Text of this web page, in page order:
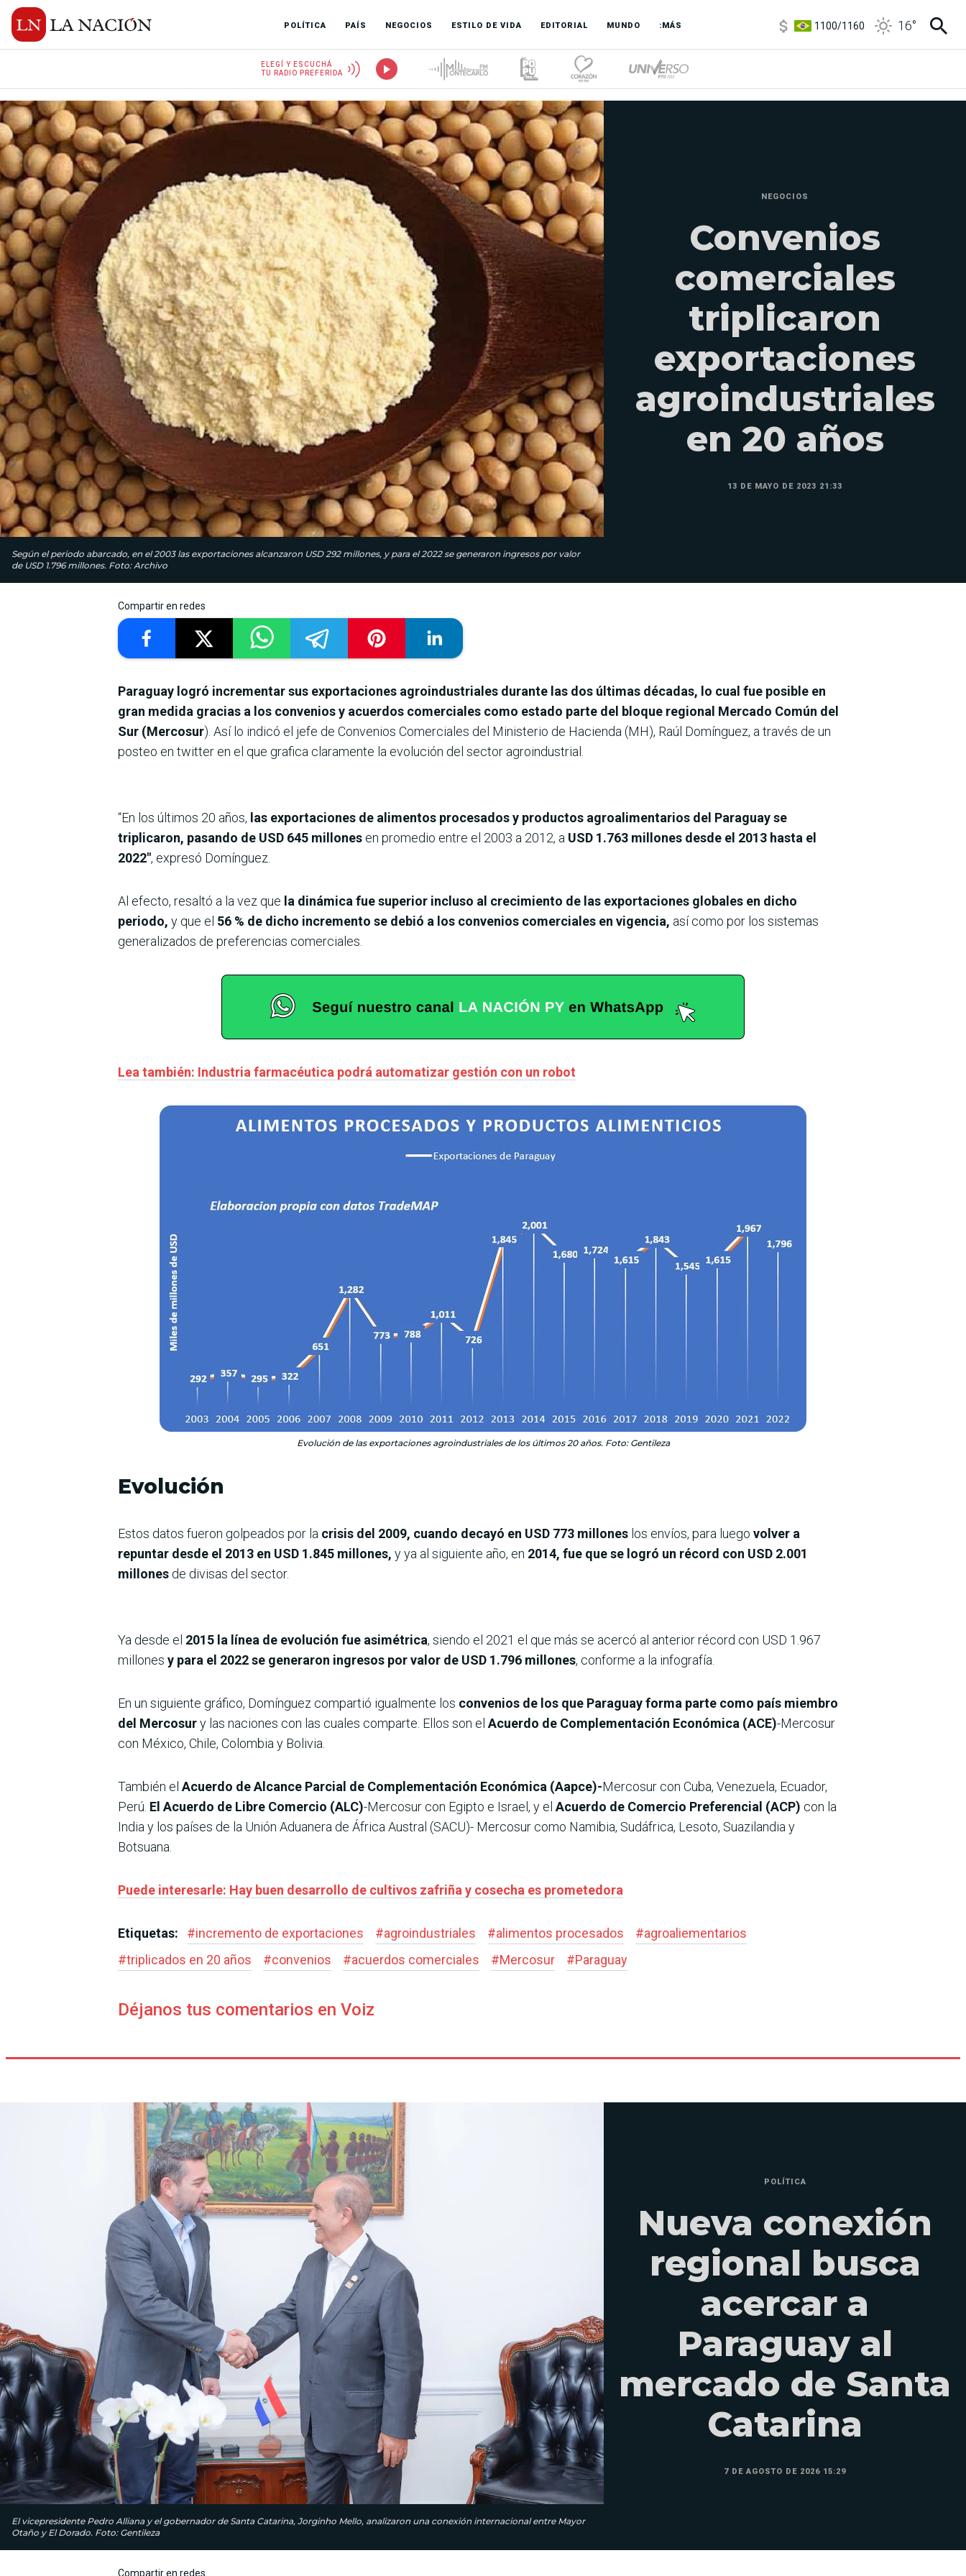
POLÍTICA PAÍS NEGOCIOS ESTILO DE VIDA EDITORIAL MUNDO :MÁS
3,8/4
16°
ELEGÍ Y ESCUCHÁ
TU RADIO PREFERIDA
Según el periodo abarcado, en el 2003 las exportaciones alcanzaron USD 292 millones, y para el 2022 se generaron ingresos por valor
de USD 1.796 millones. Foto: Archivo
NEGOCIOS
Convenios
comerciales
triplicaron
exportaciones
agroindustriales
en 20 años
13 DE MAYO DE 2023 21:33
Compartir en redes
Paraguay logró incrementar sus exportaciones agroindustriales durante las dos últimas décadas, lo cual fue posible en
gran medida gracias a los convenios y acuerdos comerciales como estado parte del bloque regional Mercado Común del
Sur (Mercosur). Así lo indicó el jefe de Convenios Comerciales del Ministerio de Hacienda (MH), Raúl Domínguez, a través de un
posteo en twitter en el que grafica claramente la evolución del sector agroindustrial.
“En los últimos 20 años, las exportaciones de alimentos procesados y productos agroalimentarios del Paraguay se
triplicaron, pasando de USD 645 millones en promedio entre el 2003 a 2012, a USD 1.763 millones desde el 2013 hasta el
2022″, expresó Domínguez.
Al efecto, resaltó a la vez que la dinámica fue superior incluso al crecimiento de las exportaciones globales en dicho
periodo, y que el 56 % de dicho incremento se debió a los convenios comerciales en vigencia, así como por los sistemas
generalizados de preferencias comerciales.
Lea también: Industria farmacéutica podrá automatizar gestión con un robot
Evolución de las exportaciones agroindustriales de los últimos 20 años. Foto: Gentileza
Evolución
Estos datos fueron golpeados por la crisis del 2009, cuando decayó en USD 773 millones los envíos, para luego volver a
repuntar desde el 2013 en USD 1.845 millones, y ya al siguiente año, en 2014, fue que se logró un récord con USD 2.001
millones de divisas del sector.
Ya desde el 2015 la línea de evolución fue asimétrica, siendo el 2021 el que más se acercó al anterior récord con USD 1.967
millones y para el 2022 se generaron ingresos por valor de USD 1.796 millones, conforme a la infografía.
En un siguiente gráfico, Domínguez compartió igualmente los convenios de los que Paraguay forma parte como país miembro
del Mercosury las naciones con las cuales comparte. Ellos son el Acuerdo de Complementación Económica (ACE)-Mercosur
con México, Chile, Colombia y Bolivia.
También el Acuerdo de Alcance Parcial de Complementación Económica (Aapce)-Mercosur con Cuba, Venezuela, Ecuador,
Perú. El Acuerdo de Libre Comercio (ALC)-Mercosur con Egipto e Israel, y el Acuerdo de Comercio Preferencial (ACP) con la
India y los países de la Unión Aduanera de África Austral (SACU)- Mercosur como Namibia, Sudáfrica, Lesoto, Suazilandia y
Botsuana.
Puede interesarle: Hay buen desarrollo de cultivos zafriña y cosecha es prometedora
Etiquetas: #incremento de exportaciones #agroindustriales #alimentos procesados #agroaliementarios
#triplicados en 20 años #convenios #acuerdos comerciales #Mercosur #Paraguay
Déjanos tus comentarios en Voiz
El vicepresidente Pedro Alliana y el gobernador de Santa Catarina, Jorginho Mello, analizaron una conexión internacional entre Mayor
Otaño y El Dorado. Foto: Gentileza
POLÍTICA
Nueva conexión
regional busca
acercar a
Paraguay al
mercado de Santa
Catarina
7 DE AGOSTO DE 2026 15:29
Compartir en redes